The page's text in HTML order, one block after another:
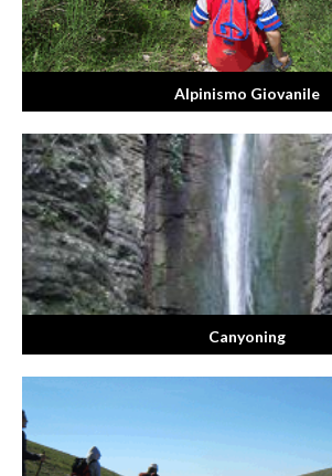
Alpinismo Giovanile
Canyoning